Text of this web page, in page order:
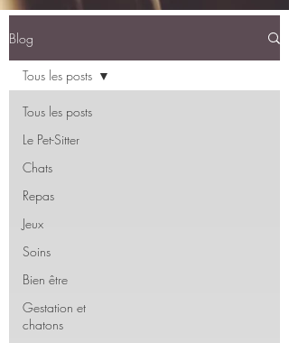
Blog
Tous les posts
Le Pet-Sitter
Chats
Repas
Jeux
Soins
Bien être
Gestation et
chatons
Tous les posts